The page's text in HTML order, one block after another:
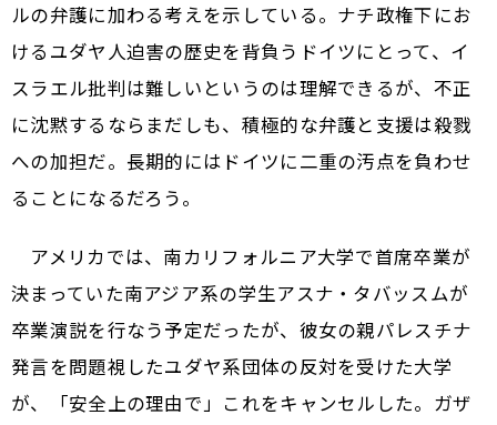
ルの弁護に加わる考えを示している。ナチ政権下にお
けるユダヤ人迫害の歴史を背負うドイツにとって、イ
スラエル批判は難しいというのは理解できるが、不正
に沈黙するならまだしも、積極的な弁護と支援は殺戮
への加担だ。長期的にはドイツに二重の汚点を負わせ
ることになるだろう。
アメリカでは、南カリフォルニア大学で首席卒業が
決まっていた南アジア系の学生アスナ・タバッスムが
卒業演説を行なう予定だったが、彼女の親パレスチナ
発言を問題視したユダヤ系団体の反対を受けた大学
が、「安全上の理由で」これをキャンセルした。ガザ